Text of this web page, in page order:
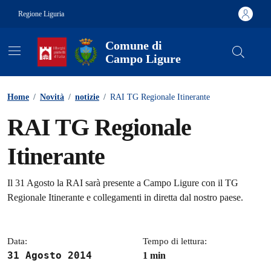
Regione Liguria
Comune di
Campo Ligure
Home / Novità / notizie / RAI TG Regionale Itinerante
RAI TG Regionale
Itinerante
Dettagli della notizia
Il 31 Agosto la RAI sarà presente a Campo Ligure con il TG
Regionale Itinerante e collegamenti in diretta dal nostro paese.
Data:
31 Agosto 2014
Tempo di lettura:
1 min